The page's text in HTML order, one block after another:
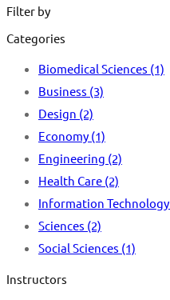
Filter by
Categories
Biomedical Sciences (1)
Business (3)
Design (2)
Economy (1)
Engineering (2)
Health Care (2)
Information Technology
Sciences (2)
Social Sciences (1)
Instructors